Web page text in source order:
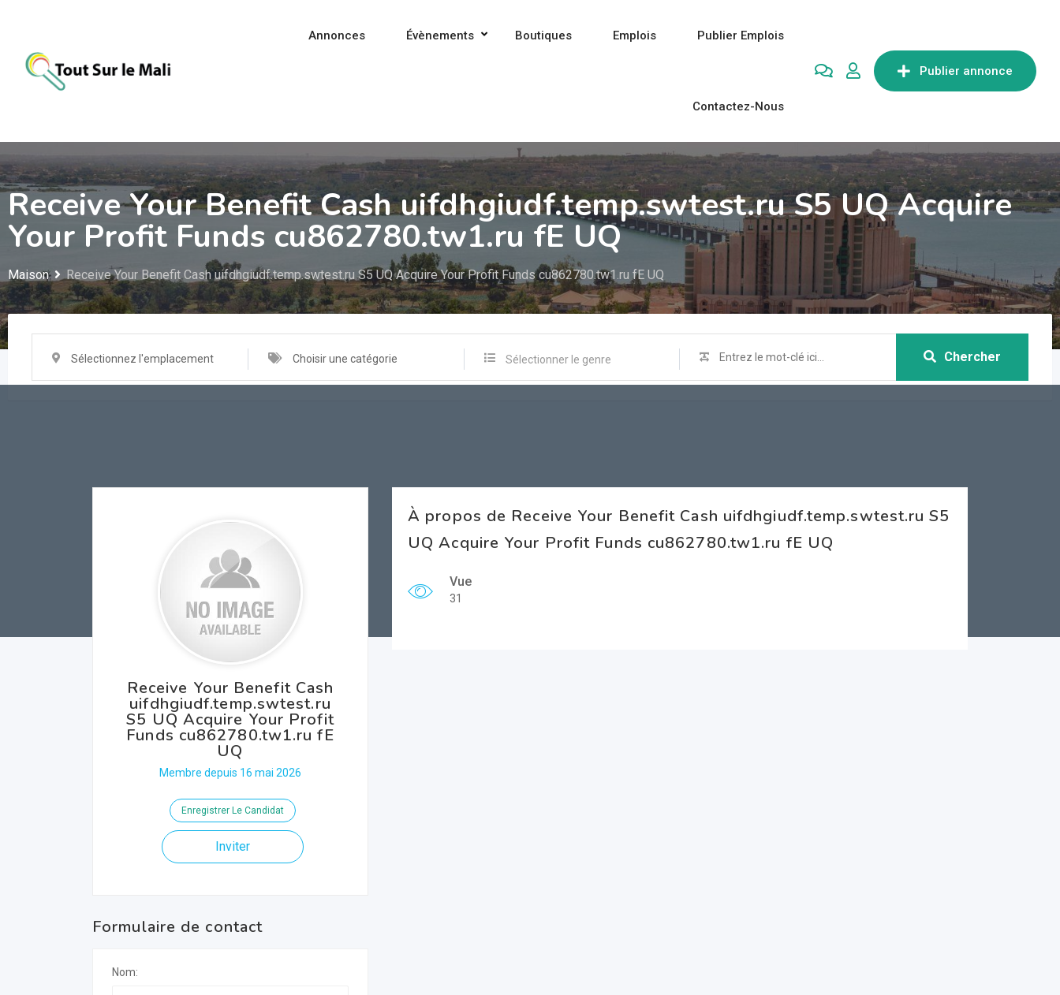
contenu
Publier annonce
Annonces Évènements Boutiques Emplois Publier Emplois
Contactez-Nous
Receive Your Benefit Cash uifdhgiudf.temp.swtest.ru S5 UQ Acquire
Your Profit Funds cu862780.tw1.ru fE UQ
Maison Receive Your Benefit Cash uifdhgiudf.temp.swtest.ru S5 UQ Acquire Your Profit Funds cu862780.tw1.ru fE UQ
Sélectionnez l'emplacement Choisir une catégorie Sélectionner le genre Chercher
Receive Your Benefit Cash
uifdhgiudf.temp.swtest.ru
S5 UQ Acquire Your Profit
Funds cu862780.tw1.ru fE
UQ
Membre depuis 16 mai 2026
Enregistrer Le Candidat
Inviter
Formulaire de contact
Nom:
À propos de Receive Your Benefit Cash uifdhgiudf.temp.swtest.ru S5
UQ Acquire Your Profit Funds cu862780.tw1.ru fE UQ
Vue
31